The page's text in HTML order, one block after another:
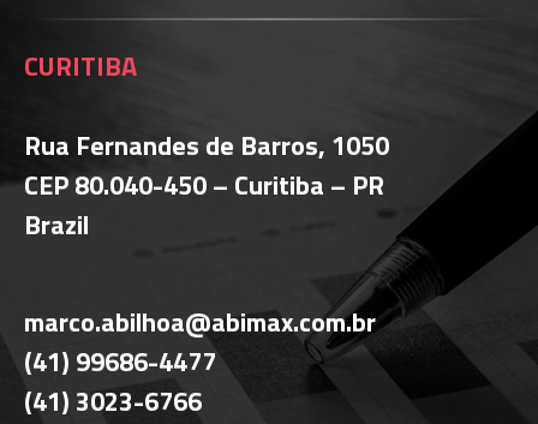
CURITIBA
Rua Fernandes de Barros, 1050
CEP 80.040-450 – Curitiba – PR
Brazil
marco.abilhoa@abimax.com.br
(41) 99686-4477
(41) 3023-6766